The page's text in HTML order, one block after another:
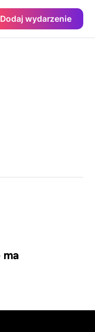
Dodaj wydarzenie
ma